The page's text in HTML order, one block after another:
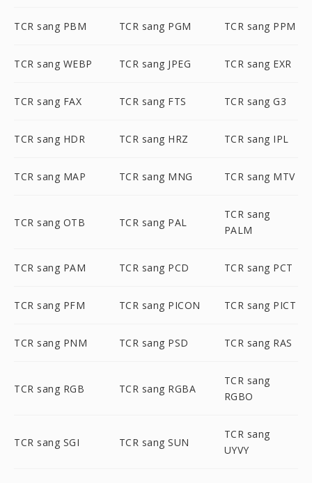
TCR sang PBM TCR sang PGM TCR sang PPM
TCR sang WEBP TCR sang JPEG TCR sang EXR
TCR sang FAX TCR sang FTS TCR sang G3
TCR sang HDR TCR sang HRZ TCR sang IPL
TCR sang MAP TCR sang MNG TCR sang MTV
TCR sang OTB TCR sang PAL
TCR sang
PALM
TCR sang PAM TCR sang PCD TCR sang PCT
TCR sang PFM TCR sang PICON TCR sang PICT
TCR sang PNM TCR sang PSD TCR sang RAS
TCR sang RGB TCR sang RGBA
TCR sang
RGBO
TCR sang SGI TCR sang SUN
TCR sang
UYVY